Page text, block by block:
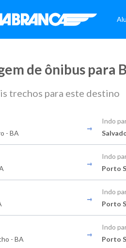
de ônibus para
trechos para este destino
- BA
Indo
Indo
Porto
Indo
Porto
- BA
Indo
Porto